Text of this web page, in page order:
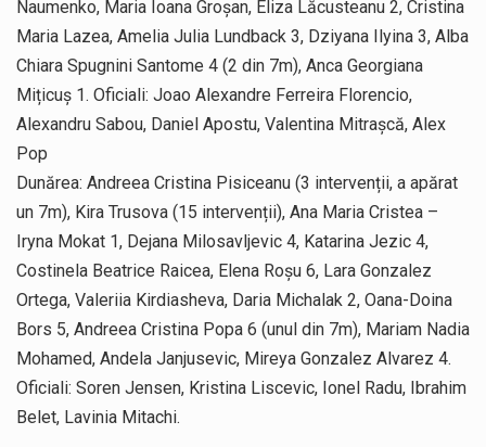
Naumenko, Maria Ioana Groșan, Eliza Lăcusteanu 2, Cristina
Maria Lazea, Amelia Julia Lundback 3, Dziyana Ilyina 3, Alba
Chiara Spugnini Santome 4 (2 din 7m), Anca Georgiana
Mițicuș 1. Oficiali: Joao Alexandre Ferreira Florencio,
Alexandru Sabou, Daniel Apostu, Valentina Mitrașcă, Alex
Pop
Dunărea: Andreea Cristina Pisiceanu (3 intervenții, a apărat
un 7m), Kira Trusova (15 intervenții), Ana Maria Cristea –
Iryna Mokat 1, Dejana Milosavljevic 4, Katarina Jezic 4,
Costinela Beatrice Raicea, Elena Roșu 6, Lara Gonzalez
Ortega, Valeriia Kirdiasheva, Daria Michalak 2, Oana-Doina
Bors 5, Andreea Cristina Popa 6 (unul din 7m), Mariam Nadia
Mohamed, Andela Janjusevic, Mireya Gonzalez Alvarez 4.
Oficiali: Soren Jensen, Kristina Liscevic, Ionel Radu, Ibrahim
Belet, Lavinia Mitachi.